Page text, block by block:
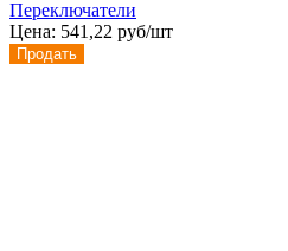
Переключатели
Цена: 541,22 руб/шт
Продать